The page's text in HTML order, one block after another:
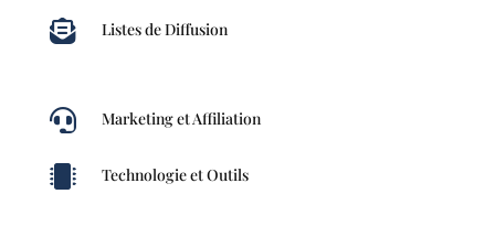
 Listes de Diffusion
 Marketing et Affiliation
 Technologie et Outils